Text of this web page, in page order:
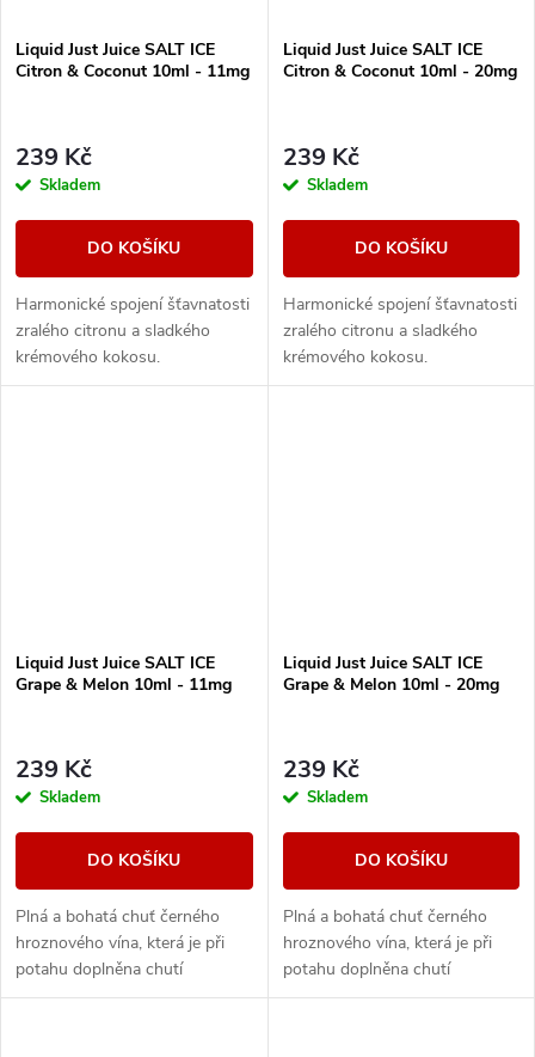
Liquid Just Juice SALT ICE
Citron & Coconut 10ml - 11mg
239 Kč
Skladem
DO KOŠÍKU
Harmonické spojení šťavnatosti
zralého citronu a sladkého
krémového kokosu.
Liquid Just Juice SALT ICE
Citron & Coconut 10ml - 20mg
239 Kč
Skladem
DO KOŠÍKU
Harmonické spojení šťavnatosti
zralého citronu a sladkého
krémového kokosu.
Liquid Just Juice SALT ICE
Grape & Melon 10ml - 11mg
239 Kč
Skladem
DO KOŠÍKU
Plná a bohatá chuť černého
hroznového vína, která je při
potahu doplněna chutí
sladkého cukrového melounu.
Liquid Just Juice SALT ICE
Grape & Melon 10ml - 20mg
239 Kč
Skladem
DO KOŠÍKU
Plná a bohatá chuť černého
hroznového vína, která je při
potahu doplněna chutí
sladkého cukrového melounu.